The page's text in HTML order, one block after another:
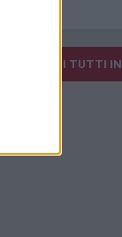
VEDI TUTTI